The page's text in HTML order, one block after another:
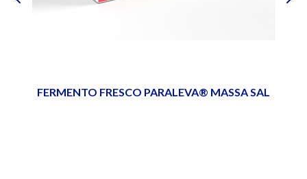
FERMENTO FRESCO PARALEVA® MASSA SAL